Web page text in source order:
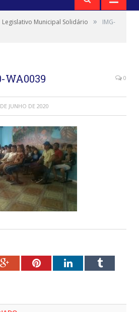
Legislativo Municipal Solidário »
IMG-
WA0039 0
JUNHO DE 2020
Google+PinterestLinkedInTumblr